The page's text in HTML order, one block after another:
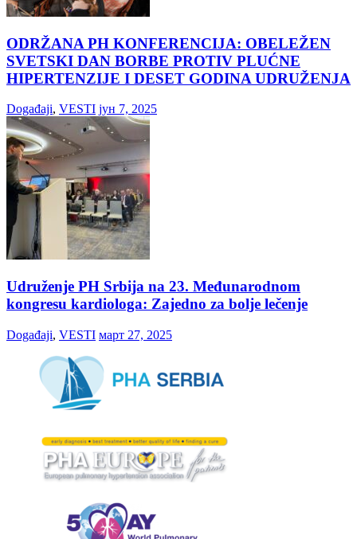
ODRŽANA PH KONFERENCIJA: OBELEŽEN
SVETSKI DAN BORBE PROTIV PLUĆNE
HIPERTENZIJE I DESET GODINA UDRUŽENJA
Događaji, VESTI јун 7, 2025
Udruženje PH Srbija na 23. Međunarodnom
kongresu kardiologa: Zajedno za bolje lečenje
Događaji, VESTI март 27, 2025